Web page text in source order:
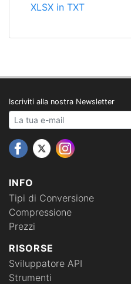
XLSX in TXT
INFO
Tipi di Conversione
Compressione
Prezzi
RISORSE
Sviluppatore API
Strumenti
Iscriviti alla nostra Newsletter
Your email address